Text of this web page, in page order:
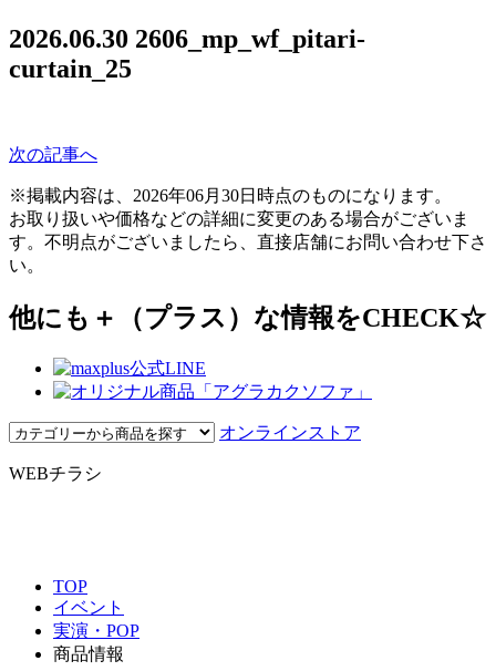
2026.06.30 2606_mp_wf_pitari-
curtain_25
次の記事へ
※掲載内容は、2026年06月30日時点のものになります。
お取り扱いや価格などの詳細に変更のある場合がございま
す。不明点がございましたら、直接店舗にお問い合わせ下さ
い。
他にも＋（プラス）な情報をCHECK☆
オンラインストア
WEBチラシ
TOP
イベント
実演・POP
商品情報